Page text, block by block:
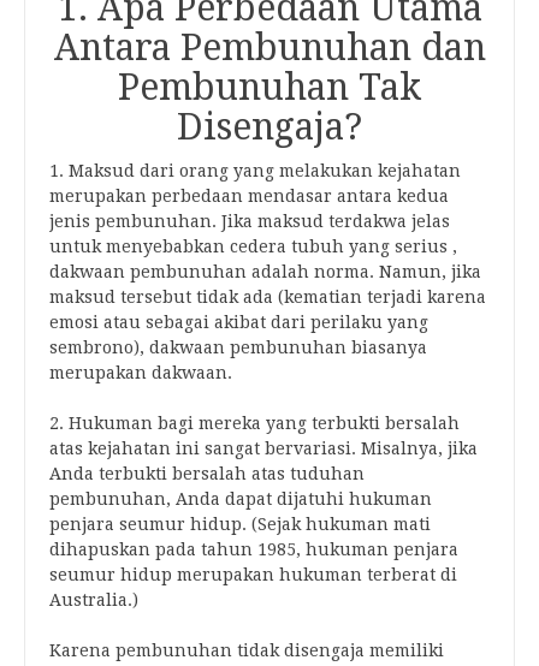
Antara Pembunuhan dan
Pembunuhan Tak
Disengaja?
1. Maksud dari orang yang melakukan kejahatan
merupakan perbedaan mendasar antara kedua
jenis pembunuhan. Jika maksud terdakwa jelas
untuk menyebabkan cedera tubuh yang serius ,
dakwaan pembunuhan adalah norma. Namun, jika
maksud tersebut tidak ada (kematian terjadi karena
emosi atau sebagai akibat dari perilaku yang
sembrono), dakwaan pembunuhan biasanya
merupakan dakwaan.
2. Hukuman bagi mereka yang terbukti bersalah
atas kejahatan ini sangat bervariasi. Misalnya, jika
Anda terbukti bersalah atas tuduhan
pembunuhan, Anda dapat dijatuhi hukuman
penjara seumur hidup. (Sejak hukuman mati
dihapuskan pada tahun 1985, hukuman penjara
seumur hidup merupakan hukuman terberat di
Australia.)
Karena pembunuhan tidak disengaja memiliki